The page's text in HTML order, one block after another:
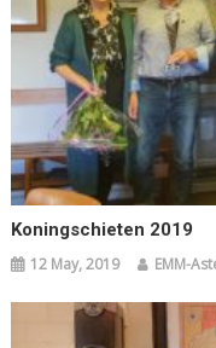
Koningschieten 2019
12 May, 2019 EMM-